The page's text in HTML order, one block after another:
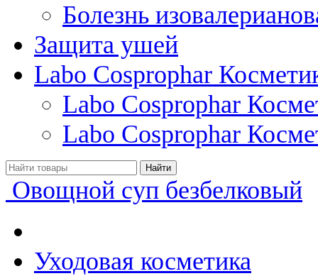
Болезнь
Защита ушей
Labo Cosprophar
Labo Cosprophar
Labo Cosprophar
Овощной суп безбелковый
Уходовая косметика